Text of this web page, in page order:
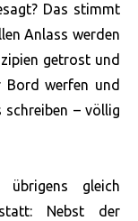
Das stimmt
Anlass werden
getrost und
Bord werfen und
schreiben – völlig
übrigens gleich
statt: Nebst der